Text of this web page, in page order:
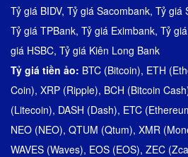
Tỷ giá BIDV, Tỷ giá Sacombank, Tỷ giá
Tỷ giá TPBank, Tỷ giá Eximbank, Tỷ
giá HSBC, Tỷ giá Kiên Long Bank
Tỷ giá tiền ảo: BTC (Bitcoin), ETH
Coin), XRP (Ripple), BCH (Bitcoin
(Litecoin), DASH (Dash), ETC
NEO (NEO), QTUM (Qtum), XMR
WAVES (Waves), EOS (EOS), ZEC